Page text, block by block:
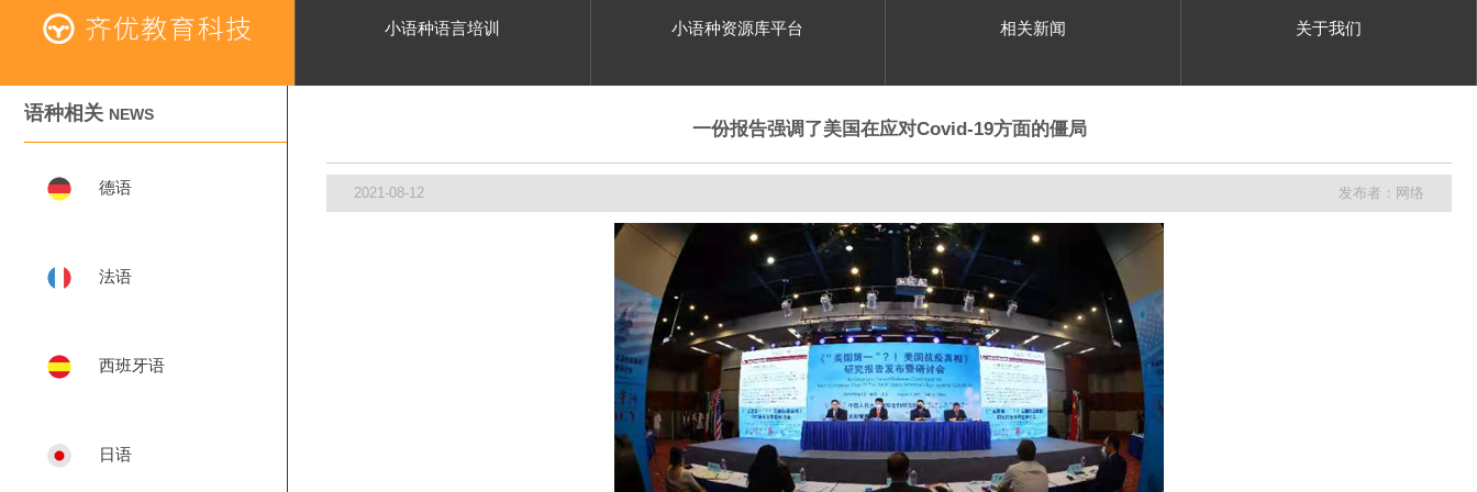
小语种语言培训 小语种资源库平台 相关新闻 关于我们
语种相关 NEWS
德语
法语
西班牙语
日语
一份报告强调了美国在应对Covid-19方面的僵局
2021-08-12 发布者：网络